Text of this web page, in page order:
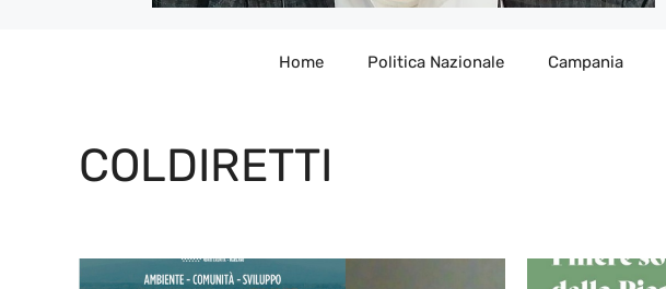
Home Politica Nazionale Campania
COLDIRETTI